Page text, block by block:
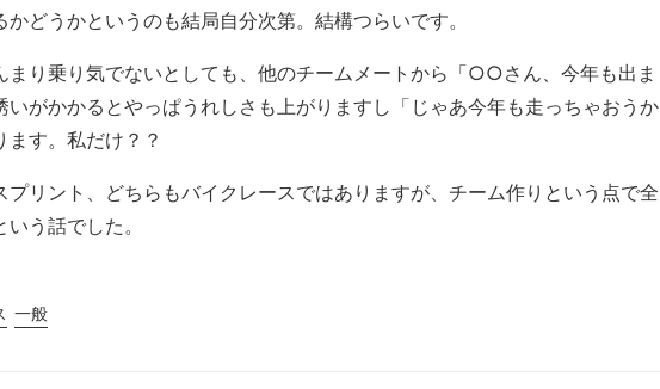
かどうかというのも結局自分次第。結構つらいです。
まり乗り気でないとしても、他のチームメートから「○○さん、今年も出ま
いがかかるとやっぱうれしさも上がりますし「じゃあ今年も走っちゃおうか
ます。私だけ？？
プリント、どちらもバイクレースではありますが、チーム作りという点で全
う話でした。
一般